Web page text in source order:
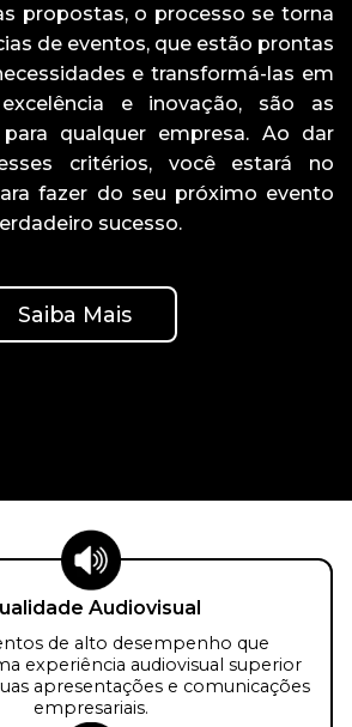
propostas, o processo se torna
de eventos, que estão prontas
e transformá-las em
e inovação, são as
qualquer empresa. Ao dar
critérios, você estará no
fazer do seu próximo evento
sucesso.
Saiba Mais
Audiovisual
de alto desempenho que
experiência audiovisual superior
apresentações e comunicações
empresariais.